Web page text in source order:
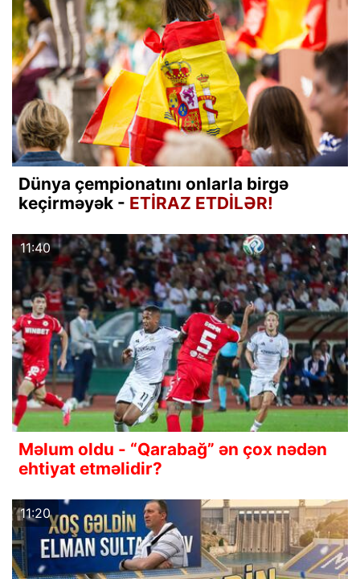
Dünya çempionatını onlarla birgə
keçirməyək - ETİRAZ ETDİLƏR!
11:40
Məlum oldu - “Qarabağ” ən çox nədən
ehtiyat etməlidir?
11:20